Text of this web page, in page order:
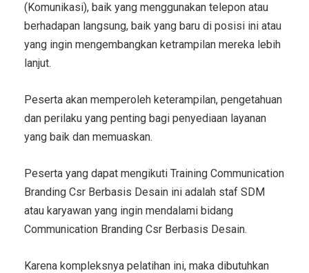
(Komunikasi), baik yang menggunakan telepon atau
berhadapan langsung, baik yang baru di posisi ini atau
yang ingin mengembangkan ketrampilan mereka lebih
lanjut.
Peserta akan memperoleh keterampilan, pengetahuan
dan perilaku yang penting bagi penyediaan layanan
yang baik dan memuaskan.
Peserta yang dapat mengikuti Training Communication
Branding Csr Berbasis Desain ini adalah staf SDM
atau karyawan yang ingin mendalami bidang
Communication Branding Csr Berbasis Desain.
Karena kompleksnya pelatihan ini, maka dibutuhkan